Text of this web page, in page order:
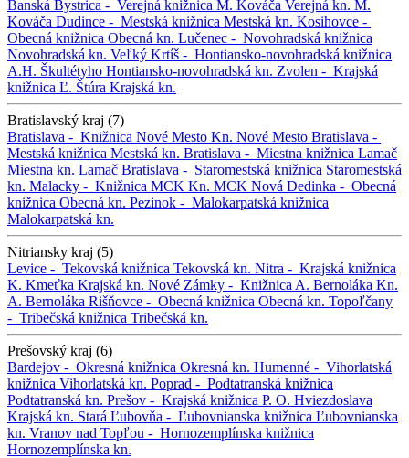
Banská Bystrica - Verejná knižnica M. Kováča Verejná kn. M.
Kováča Dudince - Mestská knižnica Mestská kn. Kosihovce -
Obecná knižnica Obecná kn. Lučenec - Novohradská knižnica
Novohradská kn. Veľký Krtíš - Hontiansko-novohradská knižnica
A.H. Škultétyho Hontiansko-novohradská kn. Zvolen - Krajská
knižnica Ľ. Štúra Krajská kn.
Bratislavský kraj (7)
Bratislava - Knižnica Nové Mesto Kn. Nové Mesto Bratislava -
Mestská knižnica Mestská kn. Bratislava - Miestna knižnica Lamač
Miestna kn. Lamač Bratislava - Staromestská knižnica Staromestská
kn. Malacky - Knižnica MCK Kn. MCK Nová Dedinka - Obecná
knižnica Obecná kn. Pezinok - Malokarpatská knižnica
Malokarpatská kn.
Nitriansky kraj (5)
Levice - Tekovská knižnica Tekovská kn. Nitra - Krajská knižnica
K. Kmeťka Krajská kn. Nové Zámky - Knižnica A. Bernoláka Kn.
A. Bernoláka Rišňovce - Obecná knižnica Obecná kn. Topoľčany
- Tribečská knižnica Tribečská kn.
Prešovský kraj (6)
Bardejov - Okresná knižnica Okresná kn. Humenné - Vihorlatská
knižnica Vihorlatská kn. Poprad - Podtatranská knižnica
Podtatranská kn. Prešov - Krajská knižnica P. O. Hviezdoslava
Krajská kn. Stará Ľubovňa - Ľubovnianska knižnica Ľubovnianska
kn. Vranov nad Topľou - Hornozemplínska knižnica
Hornozemplínska kn.